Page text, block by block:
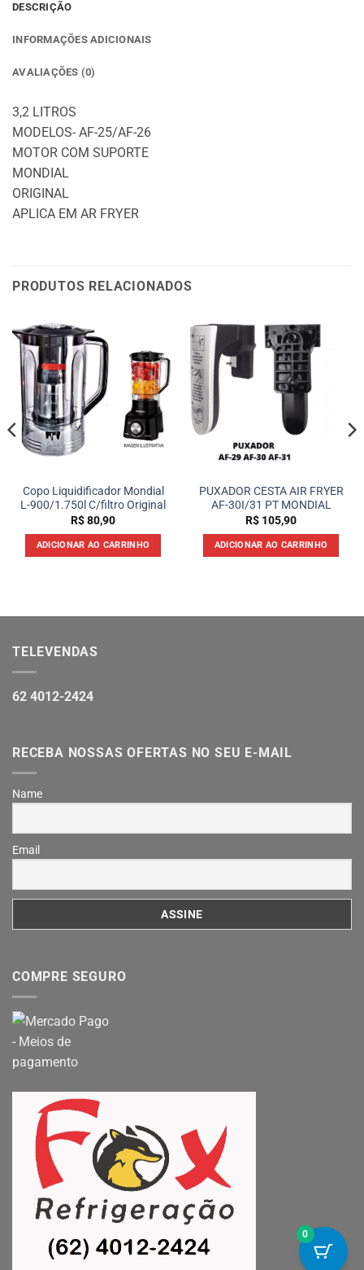
DESCRIÇÃO
INFORMAÇÕES ADICIONAIS
AVALIAÇÕES (0)
3,2 LITROS
MODELOS- AF-25/AF-26
MOTOR COM SUPORTE
MONDIAL
ORIGINAL
APLICA EM AR FRYER
PRODUTOS RELACIONADOS
Copo Liquidificador Mondial
L-900/1.750l C/filtro Original
R$80,90
ADICIONAR AO CARRINHO
PUXADOR CESTA AIR FRYER
AF-30I/31 PT MONDIAL
R$ 105,90
ADICIONAR AO CARRINHO
TELEVENDAS
62 4012-2424
RECEBA NOSSAS OFERTAS NO SEU E-MAIL
Name
Email
COMPRE SEGURO
0